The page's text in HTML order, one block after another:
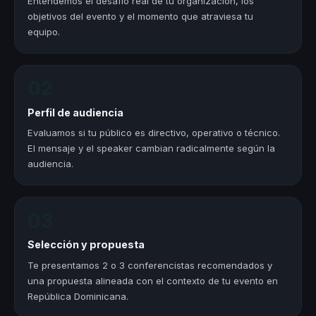
objetivos del evento y el momento que atraviesa tu
equipo.
Perfil de audiencia
Evaluamos si tu público es directivo, operativo o técnico.
El mensaje y el speaker cambian radicalmente según la
audiencia.
Selección y propuesta
Te presentamos 2 o 3 conferencistas recomendados y
una propuesta alineada con el contexto de tu evento en
República Dominicana.